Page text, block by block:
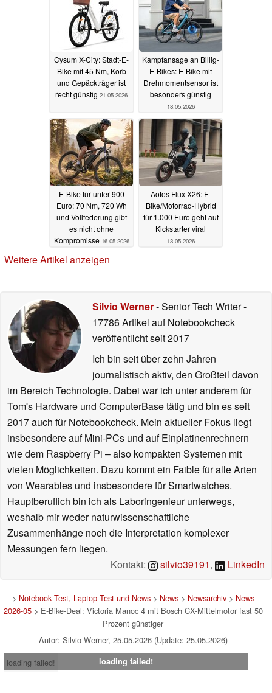
Cysum X-City: Stadt-E-
Bike mit 45 Nm, Korb
und Gepäckträger ist
recht günstig 21.05.2026
Kampfansage an Billig-
E-Bikes: E-Bike mit
Drehmomentsensor ist
besonders günstig
18.05.2026
E-Bike für unter 900
Euro: 70 Nm, 720 Wh
und Vollfederung gibt
es nicht ohne
Kompromisse 16.05.2026
Aotos Flux X26: E-
Bike/Motorrad-Hybrid
für 1.000 Euro geht auf
Kickstarter viral
13.05.2026
Weitere Artikel anzeigen
Silvio Werner- Senior Tech Writer-
17786 Artikel auf Notebookcheck
veröffentlichtseit 2017
Ich bin seit über zehn Jahren
journalistisch aktiv, den Großteil davon
im Bereich Technologie. Dabei war ich unter anderem für
Tom's Hardware und ComputerBase tätig und bin es seit
2017 auch für Notebookcheck. Mein aktueller Fokus liegt
insbesondere auf Mini-PCs und auf Einplatinenrechnern
wie dem Raspberry Pi – also kompakten Systemen mit
vielen Möglichkeiten. Dazu kommt ein Faible für alle Arten
von Wearables und insbesondere für Smartwatches.
Hauptberuflich bin ich als Laboringenieur unterwegs,
weshalb mir weder naturwissenschaftliche
Zusammenhänge noch die Interpretation komplexer
Messungen fern liegen.
Kontakt:
silvio39191, LinkedIn
> Notebook Test, Laptop Test und News> News> Newsarchiv> News
2026-05> E-Bike-Deal: Victoria Manoc 4 mit Bosch CX-Mittelmotor fast 50
Prozent günstiger
Autor: Silvio Werner, 25.05.2026 (Update: 25.05.2026)
loading failed!
loading failed!